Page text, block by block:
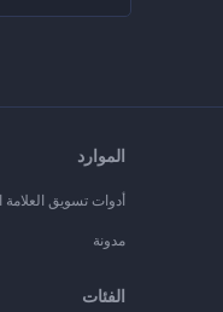
الموارد
أدوات تسويق العلامة
مدونة
الفئات